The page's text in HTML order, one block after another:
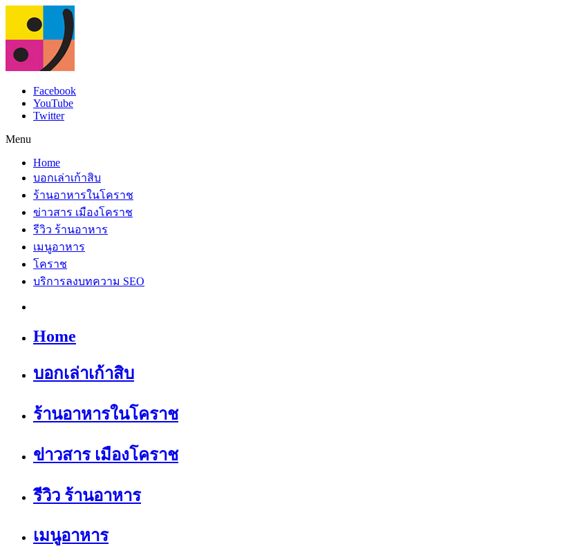
Facebook
YouTube
Twitter
Menu
Home
บอกเล่าเก้าสิบ
ร้านอาหารในโคราช
ข่าวสาร เมืองโคราช
รีวิว ร้านอาหาร
เมนูอาหาร
โคราช
บริการลงบทความ SEO
Home
บอกเล่าเก้าสิบ
ร้านอาหารในโคราช
ข่าวสาร เมืองโคราช
รีวิว ร้านอาหาร
เมนูอาหาร